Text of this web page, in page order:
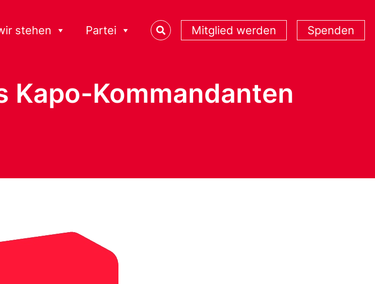
stehen Partei Mitglied werden Spenden
Kapo-Kommandanten